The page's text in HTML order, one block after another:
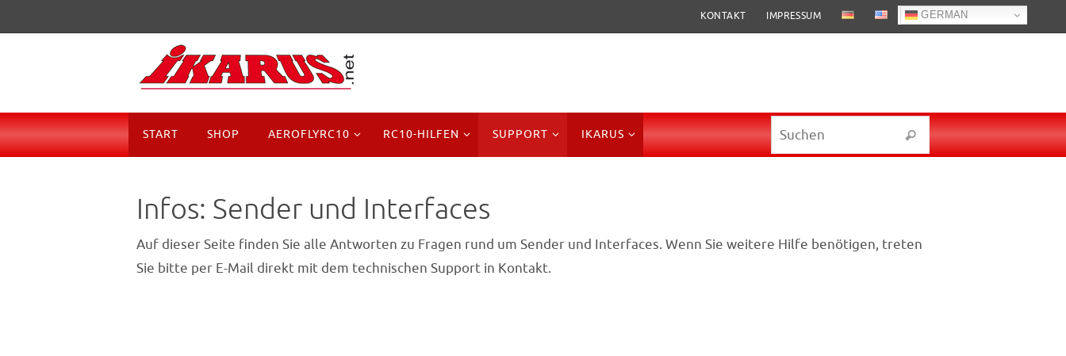
KONTAKT IMPRESSUM GERMAN
Zum
Inhalt
springen
START SHOP AEROFLYRC10 RC10-HILFEN SUPPORT IKARUS
Suchen nach:
Suchen
Infos: Sender und Interfaces
Auf dieser Seite finden Sie alle Antworten zu Fragen rund um Sender und Interfaces. Wenn Sie weitere Hilfe benötigen, treten
Sie bitte per E-Mail direkt mit dem technischen Support in Kontakt.